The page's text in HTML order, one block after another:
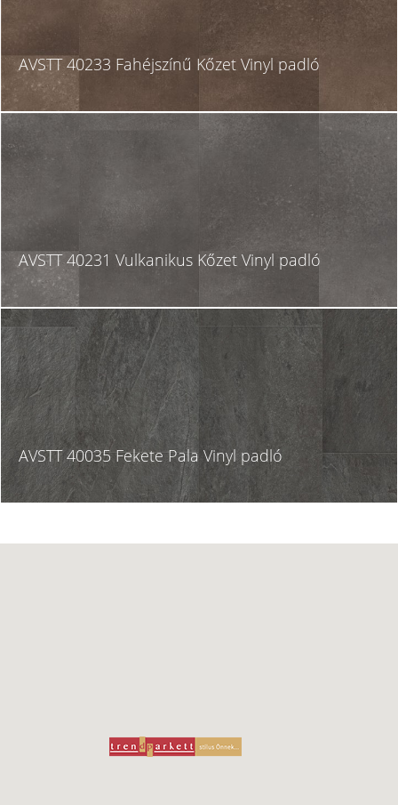
AVSTT 40233 Fahéjszínű Kőzet Vinyl padló
AVSTT 40231 Vulkanikus Kőzet Vinyl padló
AVSTT 40035 Fekete Pala Vinyl padló